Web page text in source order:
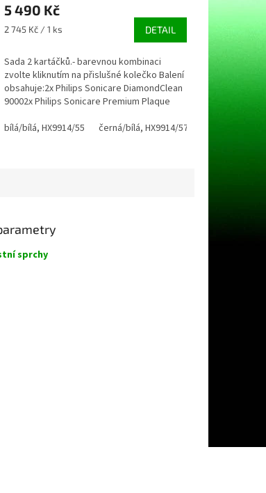
bílá, HX9911/27 černá, HX9911/09 modrá, HX9911/88
produktu
je
5,0
5
hvězdiček.
5 490 Kč
Měrná
2 745 Kč / 1 ks DETAIL
Sada 2 kartáčků.- barevnou kombinaci
zvolte kliknutím na přislušné kolečko Balení
obsahuje:2x Philips Sonicare DiamondClean
90002x Philips Sonicare Premium Plaque
bílá/bílá, HX9914/55
černá/bílá, HX9914/57
sprchy